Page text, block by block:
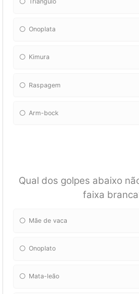
Onoplata
Kimura
Raspagem
Arm-bock
Qual dos golpes abaixo
faixa
Mãe de vaca
Onoplato
Mata-leão